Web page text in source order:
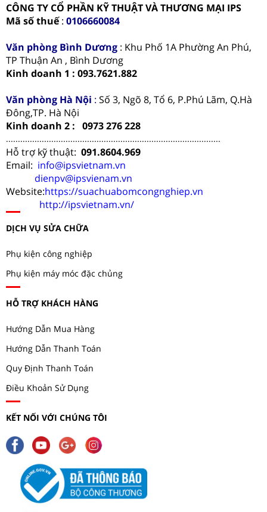
CÔNG TY CỔ PHẦN KỸ THUẬT VÀ THƯƠNG MẠI IPS
Mã số thuế: 0106660084
Văn phòng Bình Dương : Khu Phố 1A Phường An Phú,
TP Thuận An , Bình Dương
Kinh doanh 1 : 093.7621.882
Văn phòng Hà Nội : Số 3, Ngõ 8, Tổ 6, P.Phú Lãm, Q.Hà
Đông,TP. Hà Nội
Kinh doanh 2 : 0973 276 228
..........................................................................................
Hỗ trợ kỹ thuật: 091.8604.969
Email: info@ipsvietnam.vn
dienpv@ipsvienam.vn
Website:https://suachuabomcongnghiep.vn
http://ipsvietnam.vn/
DỊCH VỤ SỬA CHỮA
Phụ kiện công nghiệp
Phụ kiện máy móc đặc chủng
HỖ TRỢ KHÁCH HÀNG
Hướng Dẫn Mua Hàng
Hướng Dẫn Thanh Toán
Quy Định Thanh Toán
Điều Khoản Sử Dụng
KẾT NỐI VỚI CHÚNG TÔI